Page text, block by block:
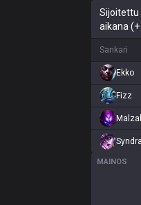
Sijoitettu
aikana
Sankari
Ekko
Fizz
Syndra
MAINOS